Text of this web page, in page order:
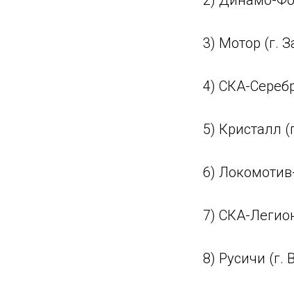
3) Мотор (г.
4) СКА-
5) Кристалл
6)
7) СКА-
8) Русичи (г.